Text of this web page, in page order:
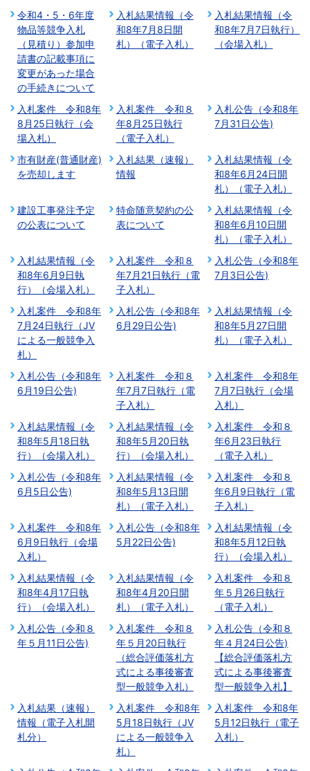
令和4・5・6年度
物品等競争入札
（見積り）参加申
請書の記載事項に
変更があった場合
の手続きについて
入札結果情報（令
和8年7月8日開
札）（電子入札）
入札結果情報（令
和8年7月7日執行）
（会場入札）
入札案件 令和8年
8月25日執行（会
場入札）
入札案件 令和８
年8月25日執行
（電子入札）
入札公告（令和8年
7月31日公告)
市有財産(普通財産)
を売却します
入札結果（速報）
情報
入札結果情報（令
和8年6月24日開
札）（電子入札）
建設工事発注予定
の公表について
特命随意契約の公
表について
入札結果情報（令
和8年6月10日開
札）（電子入札）
入札結果情報（令
和8年6月9日執
行）（会場入札）
入札案件 令和８
年7月21日執行（電
子入札）
入札公告（令和8年
7月3日公告)
入札案件 令和8年
7月24日執行（JV
による一般競争入
札）
入札公告（令和8年
6月29日公告)
入札結果情報（令
和8年5月27日開
札）（電子入札）
入札公告（令和8年
6月19日公告)
入札案件 令和８
年7月7日執行（電
子入札）
入札案件 令和8年
7月7日執行（会場
入札）
入札結果情報（令
和8年5月18日執
行）（会場入札）
入札結果情報（令
和8年5月20日執
行）（会場入札）
入札案件 令和８
年6月23日執行
（電子入札）
入札公告（令和8年
6月5日公告)
入札結果情報（令
和8年5月13日開
札）（電子入札）
入札案件 令和８
年6月9日執行（電
子入札）
入札案件 令和8年
6月9日執行（会場
入札）
入札公告（令和8年
5月22日公告)
入札結果情報（令
和8年5月12日執
行）（会場入札）
入札結果情報（令
和8年4月17日執
行）（会場入札）
入札結果情報（令
和8年4月20日開
札）（電子入札）
入札案件 令和８
年５月26日執行
（電子入札）
入札公告（令和８
年５月11日公告)
入札案件 令和８
年５月20日執行
（総合評価落札方
式による事後審査
型一般競争入札）
入札公告（令和８
年４月24日公告)
【総合評価落札方
式による事後審査
型一般競争入札】
入札結果（速報）
情報（電子入札開
札分）
入札案件 令和8年
5月18日執行（JV
による一般競争入
札）
入札案件 令和8年
5月12日執行（電子
入札）